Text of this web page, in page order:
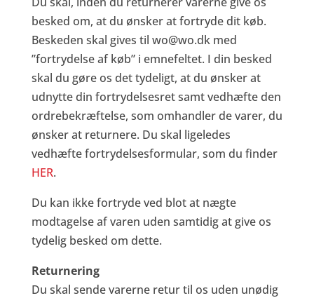
besked om, at du ønsker at fortryde dit køb.
Beskeden skal gives til wo@wo.dk med
”fortrydelse af køb” i emnefeltet. I din besked
skal du gøre os det tydeligt, at du ønsker at
udnytte din fortrydelsesret samt vedhæfte den
ordrebekræftelse, som omhandler de varer, du
ønsker at returnere. Du skal ligeledes
vedhæfte fortrydelsesformular, som du finder
HER.
Du kan ikke fortryde ved blot at nægte
modtagelse af varen uden samtidig at give os
tydelig besked om dette.
Returnering
Du skal sende varerne retur til os uden unødig